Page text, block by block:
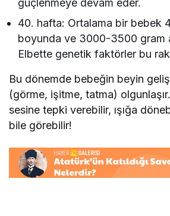
40. hafta: Ortalama bir bebek
boyunda ve 3000-3500 gram
Elbette genetik faktörler bu
Bu dönemde bebeğin beyin
(görme, işitme, tatma)
sesine tepki verebilir, ışığa
bile görebilir!